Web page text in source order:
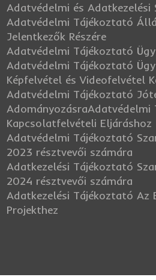
Adatvédelmi és Adatkezelési
Adatvédelmi Tájékoztató
Jelentkezők Részére
Adatvédelmi Tájékoztató
Adatvédelmi Tájékoztató
Képfelvétel és Videofelvétel
Adatvédelmi Tájékoztató
AdományozásraAdatvédelmi
Kapcsolatfelvételi Eljáráshoz
Adatvédelmi Tájékoztató
2023 résztvevői számára
Adatkezelési Tájékoztató
2024 résztvevői számára
Adatkezelési Tájékoztató Az
Projekthez